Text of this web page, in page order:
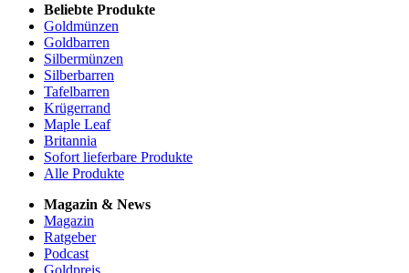
Beliebte Produkte
Goldmünzen
Goldbarren
Silbermünzen
Silberbarren
Tafelbarren
Krügerrand
Maple Leaf
Britannia
Sofort lieferbare Produkte
Alle Produkte
Magazin & News
Magazin
Ratgeber
Podcast
Goldpreis